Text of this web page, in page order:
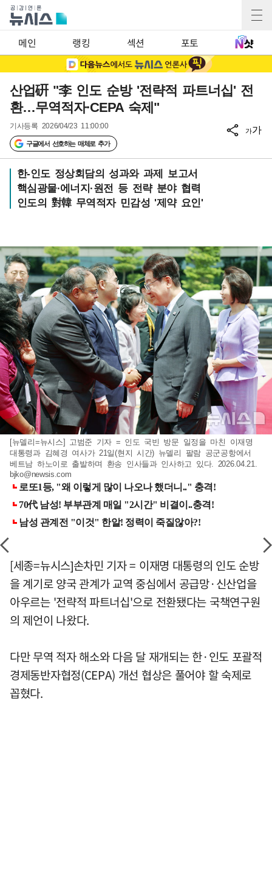
메인 랭킹 섹션 포토
산업硏 "李 인도 순방 '전략적 파트너십' 전
환…무역적자·CEPA 숙제"
기사등록 2026/04/23 11:00:00
구글에서 선호하는 매체로 추가
가가
한-인도 정상회담의 성과와 과제 보고서
핵심광물·에너지·원전 등 전략 분야 협력
인도의 對韓 무역적자 민감성 '제약 요인'
[뉴델리=뉴시스] 고범준 기자 = 인도 국빈 방문 일정을 마친 이재명
대통령과 김혜경 여사가 21일(현지 시간) 뉴델리 팔람 공군공항에서
베트남 하노이로 출발하며 환송 인사들과 인사하고 있다. 2026.04.21.
bjko@newsis.com
[세종=뉴시스]손차민 기자 = 이재명 대통령의 인도 순방
을 계기로 양국 관계가 교역 중심에서 공급망·신산업을
아우르는 '전략적 파트너십'으로 전환됐다는 국책연구원
의 제언이 나왔다.
다만 무역 적자 해소와 다음 달 재개되는 한·인도 포괄적
경제동반자협정(CEPA) 개선 협상은 풀어야 할 숙제로
꼽혔다.